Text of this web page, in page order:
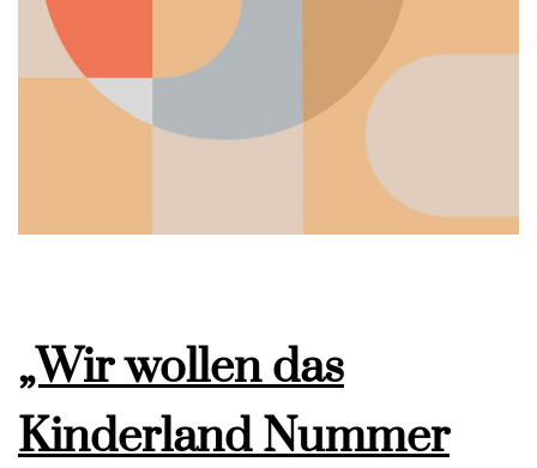
„Wir wollen das
Kinderland Nummer